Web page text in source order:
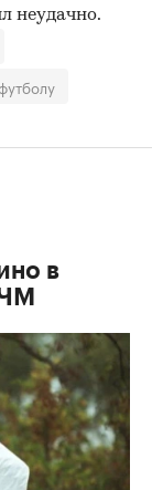
неудачно.
в